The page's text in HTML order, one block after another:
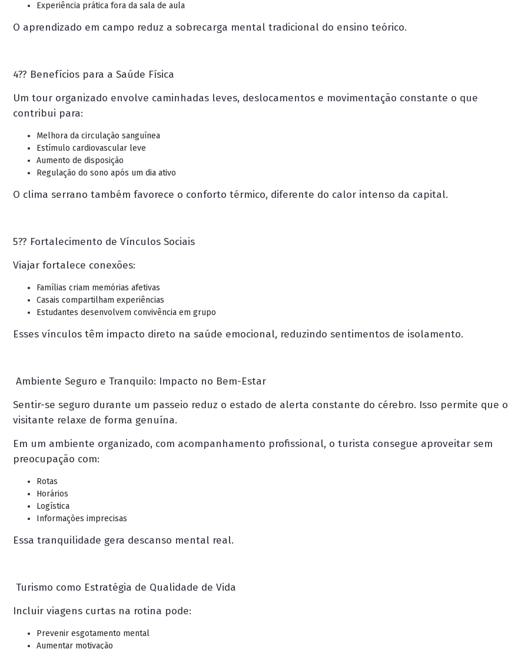
Experiência prática fora da sala de aula
O aprendizado em campo reduz a sobrecarga mental tradicional do ensino teórico.
4?? Benefícios para a Saúde Física
Um tour organizado envolve caminhadas leves, deslocamentos e movimentação constante o que
contribui para:
Melhora da circulação sanguínea
Estímulo cardiovascular leve
Aumento de disposição
Regulação do sono após um dia ativo
O clima serrano também favorece o conforto térmico, diferente do calor intenso da capital.
5?? Fortalecimento de Vínculos Sociais
Viajar fortalece conexões:
Famílias criam memórias afetivas
Casais compartilham experiências
Estudantes desenvolvem convivência em grupo
Esses vínculos têm impacto direto na saúde emocional, reduzindo sentimentos de isolamento.
Ambiente Seguro e Tranquilo: Impacto no Bem-Estar
Sentir-se seguro durante um passeio reduz o estado de alerta constante do cérebro. Isso permite que o
visitante relaxe de forma genuína.
Em um ambiente organizado, com acompanhamento profissional, o turista consegue aproveitar sem
preocupação com:
Rotas
Horários
Logística
Informações imprecisas
Essa tranquilidade gera descanso mental real.
Turismo como Estratégia de Qualidade de Vida
Incluir viagens curtas na rotina pode:
Prevenir esgotamento mental
Aumentar motivação